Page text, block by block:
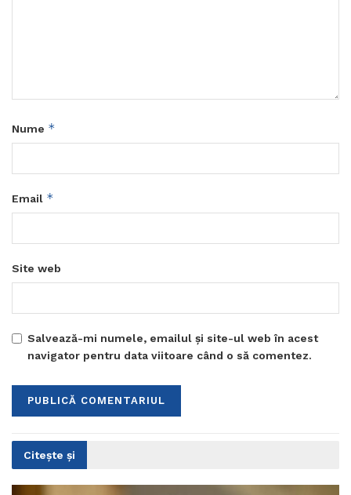
Nume *
Email *
Site web
Salvează-mi numele, emailul și site-ul web în acest
navigator pentru data viitoare când o să comentez.
Citește și